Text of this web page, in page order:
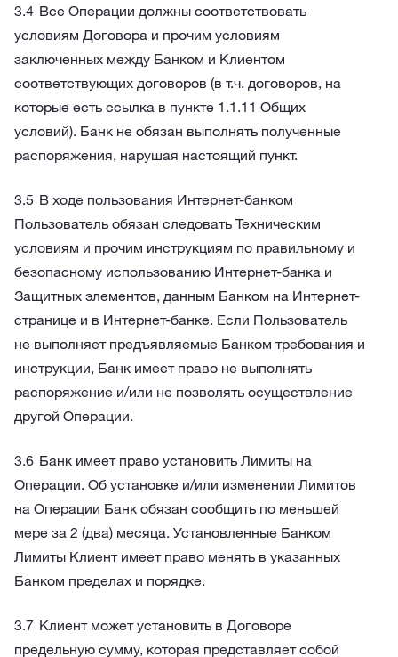
Все Операции должны соответствовать
условиям Договора и прочим условиям
заключенных между Банком и Клиентом
соответствующих договоров (в т.ч. договоров, на
которые есть ссылка в пункте 1.1.11 Общих
условий). Банк не обязан выполнять полученные
распоряжения, нарушая настоящий пункт.
В ходе пользования Интернет-банком
Пользователь обязан следовать Техническим
условиям и прочим инструкциям по правильному и
безопасному использованию Интернет-банка и
Защитных элементов, данным Банком на Интернет-
странице и в Интернет-банке. Если Пользователь
не выполняет предъявляемые Банком требования и
инструкции, Банк имеет право не выполнять
распоряжение и/или не позволять осуществление
другой Операции.
Банк имеет право установить Лимиты на
Операции. Об установке и/или изменении Лимитов
на Операции Банк обязан сообщить по меньшей
мере за 2 (два) месяца. Установленные Банком
Лимиты Клиент имеет право менять в указанных
Банком пределах и порядке.
Клиент может установить в Договоре
предельную сумму, которая представляет собой